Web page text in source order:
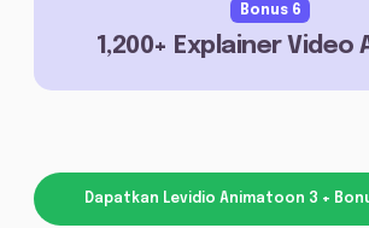
Bonus 6
1,200+ Explainer Video
Dapatkan Levidio Animatoon 3 +